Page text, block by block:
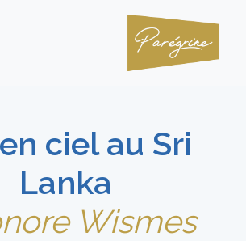
ciel au Sri
Lanka
Wismes